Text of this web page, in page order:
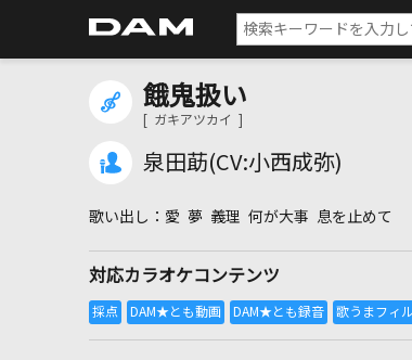
餓鬼扱い
[ ガキアツカイ ]
泉田莇(CV:小西成弥)
愛 夢 義理 何が大事 息を止めて
対応カラオケコンテンツ